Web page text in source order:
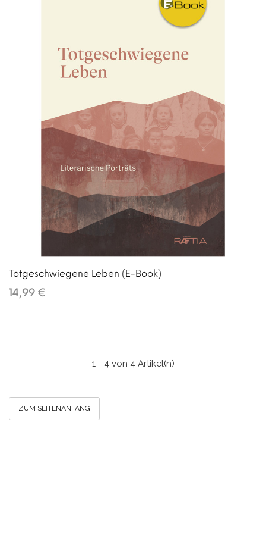
Totgeschwiegene Leben (E-Book)
14,99 €
1 - 4 von 4 Artikel(n)
ZUM SEITENANFANG